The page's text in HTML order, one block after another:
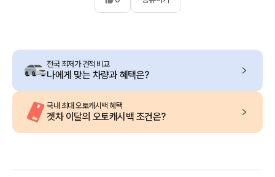
전국 최저가 견적 비교
나에게 맞는 차량과 혜택은?
국내 최대 오토캐시백 혜택
겟차 이달의 오토캐시백 조건은?